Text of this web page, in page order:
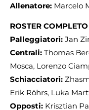
Allenatore: Marcelo
ROSTER
Palleggiatori: Jan
Centrali: Thomas
Mosca, Lorenzo
Schiacciatori:
Erik Röhrs, Luka
Opposti: Krisztian